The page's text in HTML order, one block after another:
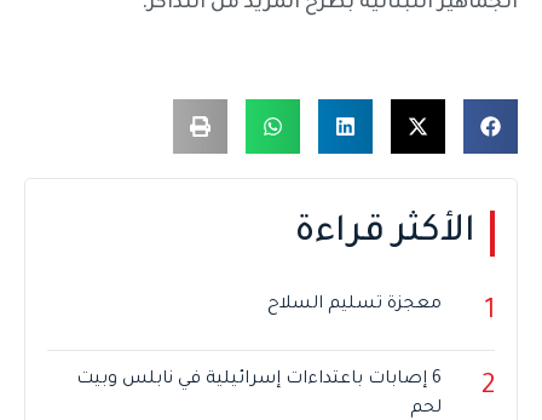
الأكثر قراءة
1 معجزة تسليم السلاح
2
6 إصابات باعتداءات إسرائيلية في نابلس وبيت
لحم